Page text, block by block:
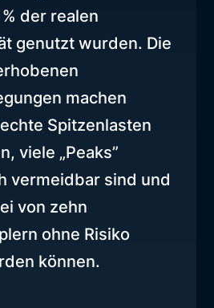
der realen
genutzt wurden. Die
machen
Spitzenlasten
viele „Peaks”
vermeidbar sind und
von zehn
ohne Risiko
können.